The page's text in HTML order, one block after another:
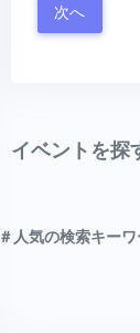
次へ
イベントを探
＃人気の検索キー